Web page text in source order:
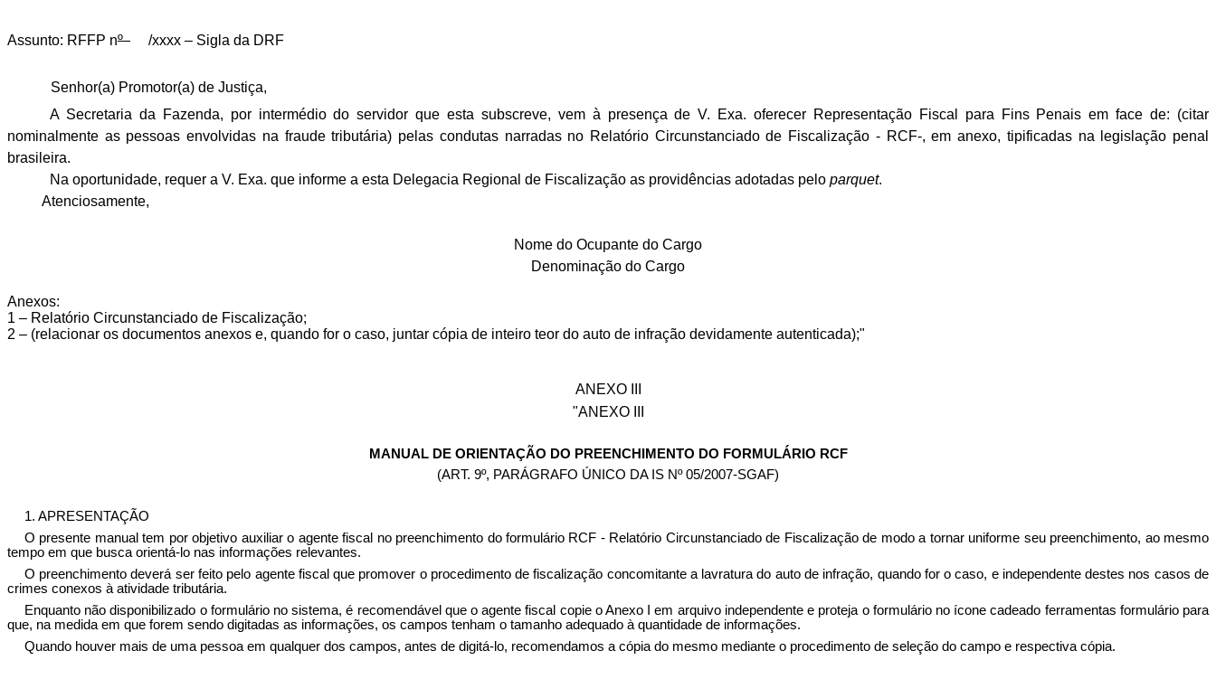
Assunto: RFFP nº /xxxx – Sigla da DRF
Senhor(a) Promotor(a) de Justiça,
A Secretaria da Fazenda, por intermédio do servidor que esta subscreve, vem à presença de V. Exa. oferecer Representação Fiscal para Fins Penais em face de: (citar
nominalmente as pessoas envolvidas na fraude tributária) pelas condutas narradas no Relatório Circunstanciado de Fiscalização - RCF-, em anexo, tipificadas na legislação penal
brasileira.
Na oportunidade, requer a V. Exa. que informe a esta Delegacia Regional de Fiscalização as providências adotadas peloparquet.
Atenciosamente,
Nome do Ocupante do Cargo
Denominação do Cargo
Anexos:
1 – Relatório Circunstanciado de Fiscalização;
2 – (relacionar os documentos anexos e, quando for o caso, juntar cópia de inteiro teor do auto de infração devidamente autenticada);"
ANEXO III
"ANEXO III
MANUAL DE ORIENTAÇÃO DO PREENCHIMENTO DO FORMULÁRIO RCF
(ART. 9º, PARÁGRAFO ÚNICO DA IS Nº 05/2007-SGAF)
1. APRESENTAÇÃO
O presente manual tem por objetivo auxiliar o agente fiscal no preenchimento do formulário RCF - Relatório Circunstanciado de Fiscalização de modo a tornar uniforme seu preenchimento, ao mesmo
tempo em que busca orientá-lo nas informações relevantes.
O preenchimento deverá ser feito pelo agente fiscal que promover o procedimento de fiscalização concomitante a lavratura do auto de infração, quando for o caso, e independente destes nos casos de
crimes conexos à atividade tributária.
Enquanto não disponibilizado o formulário no sistema, é recomendável que o agente fiscal copie o Anexo I em arquivo independente e proteja o formulário no ícone cadeado ferramentas formulário para
que, na medida em que forem sendo digitadas as informações, os campos tenham o tamanho adequado à quantidade de informações.
Quando houver mais de uma pessoa em qualquer dos campos, antes de digitá-lo, recomendamos a cópia do mesmo mediante o procedimento de seleção do campo e respectiva cópia.